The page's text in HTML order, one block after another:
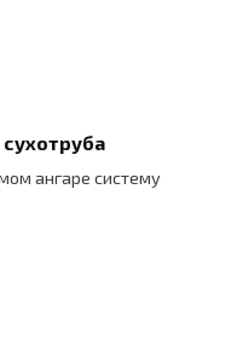
ангаре систему